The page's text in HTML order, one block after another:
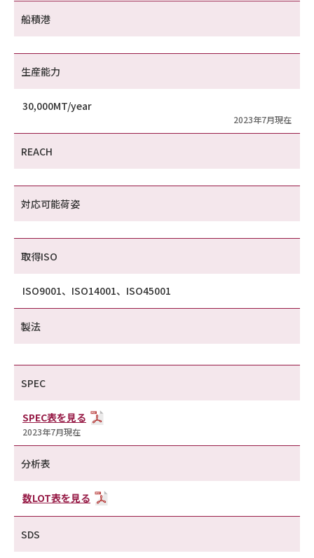
船積港
生産能力
30,000MT/year
2023年7月現在
REACH
対応可能荷姿
取得ISO
ISO9001、ISO14001、ISO45001
製法
SPEC
SPEC表を見る
2023年7月現在
分析表
数LOT表を見る
SDS